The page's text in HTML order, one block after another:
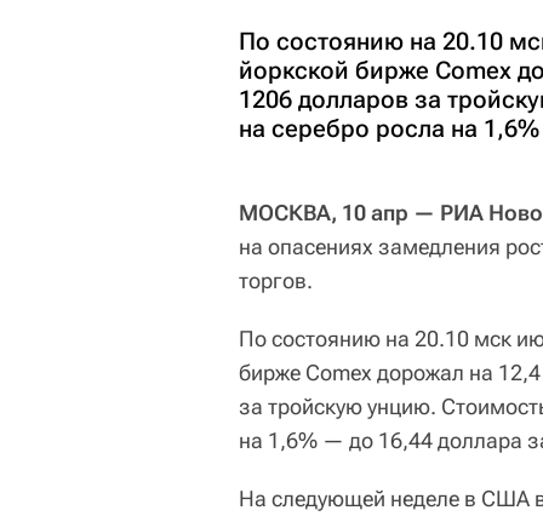
По состоянию на 20.10
йоркской бирже Comex
1206 долларов за
на серебро росла на
МОСКВА, 10 апр — РИА
на опасениях замедления
торгов.
По состоянию на 20.10 мск
бирже Comex дорожал на
за тройскую унцию.
на 1,6% — до 16,44 доллара
На следующей неделе в США